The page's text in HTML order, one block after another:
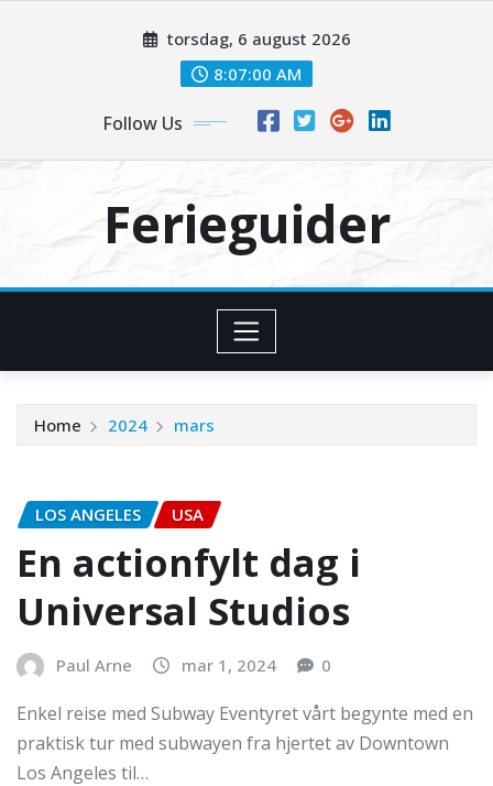
torsdag, 6 august 2026
8:07:00 AM
Follow Us
Ferieguider
Home 2024 mars
LOS ANGELES USA
En actionfylt dag i
Universal Studios
Paul Arne mar 1, 2024 0
Enkel reise med Subway Eventyret vårt begynte med en
praktisk tur med subwayen fra hjertet av Downtown
Los Angeles til…